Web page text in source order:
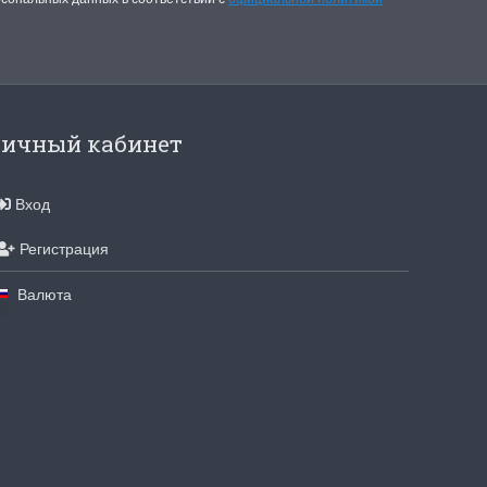
хорошего
кабинет
Вход
Регистрация
Валюта